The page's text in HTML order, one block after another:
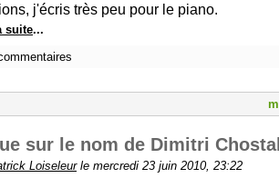
j'écris très peu pour le piano.
suite...
sur le nom de Dimitri
Loiseleurle mercredi 23 juin 2010, 23:22